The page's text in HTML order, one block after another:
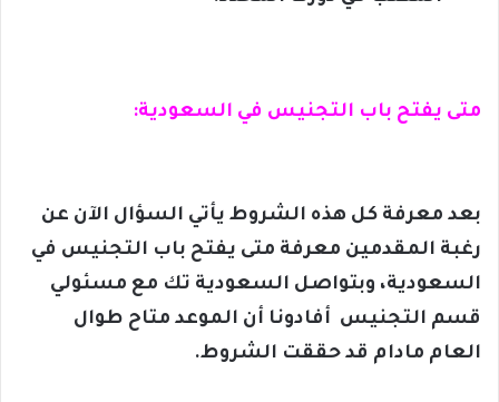
متى يفتح باب التجنيس في السعودية:
بعد معرفة كل هذه الشروط يأتي السؤال الآن عن
رغبة المقدمين معرفة متى يفتح باب التجنيس في
السعودية، وبتواصل السعودية تك مع مسئولي
قسم التجنيس أفادونا أن الموعد متاح طوال
العام مادام قد حققت الشروط.